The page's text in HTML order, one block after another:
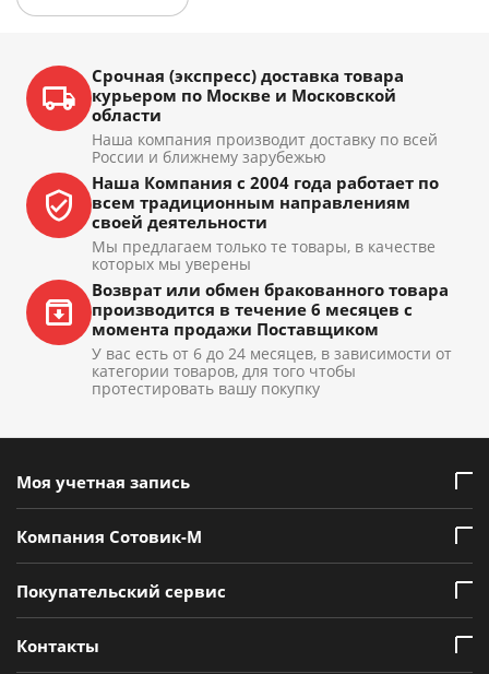
Срочная (экспресс) доставка товара
курьером по Москве и Московской
области
Наша компания производит доставку по всей
России и ближнему зарубежью
Наша Компания с 2004 года работает по
всем традиционным направлениям
своей деятельности
Мы предлагаем только те товары, в качестве
которых мы уверены
Возврат или обмен бракованного товара
производится в течение 6 месяцев с
момента продажи Поставщиком
У вас есть от 6 до 24 месяцев, в зависимости от
категории товаров, для того чтобы
протестировать вашу покупку
Моя учетная запись
Компания Сотовик-М
Покупательский сервис
Контакты